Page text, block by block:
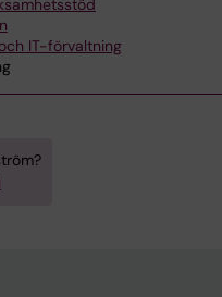
IT-förvaltning